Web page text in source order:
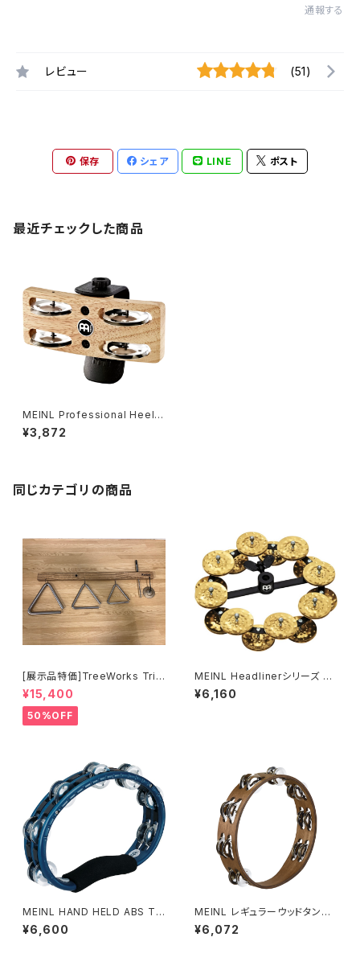
通報する
レビュー (51)
保存 シェア LINE ポスト
最近チェックした商品
MEINL Professional Heel T
ambourine - PHTA
¥3,872
同じカテゴリの商品
[展示品特価]TreeWorks Tria
ngleTree TRE04TT
¥15,400
50%OFF
MEINL Headlinerシリーズ ハ
イハットタンバリン ブラス ダブ
ル HTHH2B-BK
¥6,160
MEINL HAND HELD ABS TA
MBOURIN 2 ROWS, ALUMI
NUM JINGLE BLUE TMT1
¥6,600
MEINL レギュラーウッドタンバ
リン、スチール製ジングル ダブ
ル TA2WB
¥6,072